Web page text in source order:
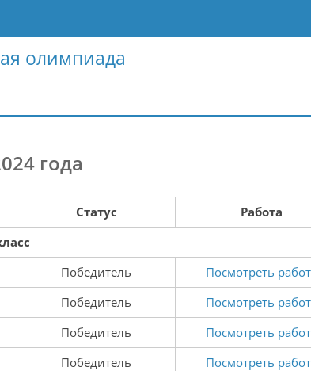
олимпиада
года
Статус
Работа
Победитель
Посмотреть
Победитель
Посмотреть
Победитель
Посмотреть
Победитель
Посмотреть